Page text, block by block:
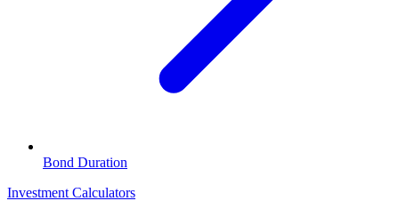
Bond Duration
Investment Calculators